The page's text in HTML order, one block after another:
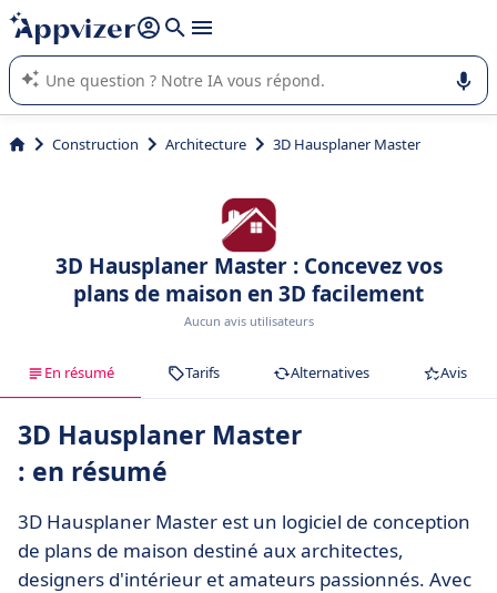
répondre (plusieurs lignes avec
L'IA de Appvizer vous guide dans l'utilisation ou la sélection de
logiciel SaaS en entreprise.
Construction Architecture 3D Hausplaner Master
3D Hausplaner Master : Concevez vos
plans de maison en 3D facilement
Aucun avis utilisateurs
En résumé Tarifs Alternatives Avis
3D Hausplaner Master
: en résumé
3D Hausplaner Master est un logiciel de conception
de plans de maison destiné aux architectes,
designers d'intérieur et amateurs passionnés. Avec